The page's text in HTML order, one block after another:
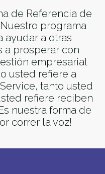
de Referencia de
programa
ayudar a otras
a prosperar con
empresarial
usted refiere a
tanto usted
refiere reciben
nuestra forma de
correr la voz!